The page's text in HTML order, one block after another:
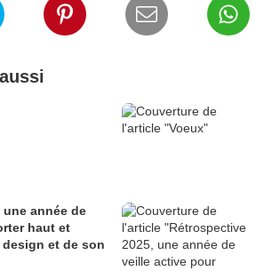
une année de
haut et
et de son